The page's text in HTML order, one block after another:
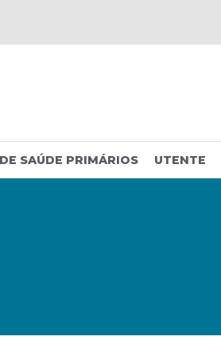
SAÚDE PRIMÁRIOS UTENTE